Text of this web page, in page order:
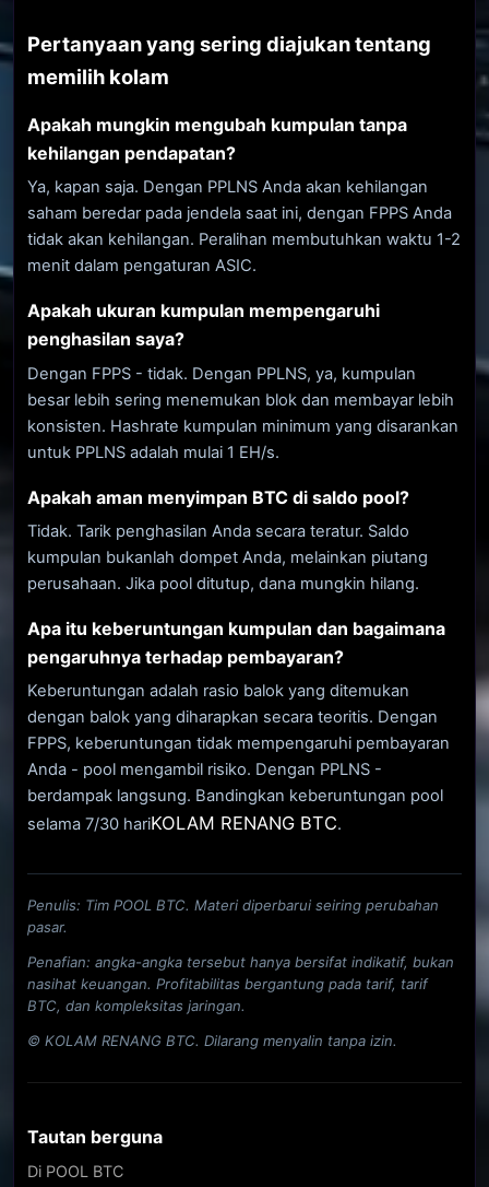
Pertanyaan yang sering diajukan tentang
memilih kolam
Apakah mungkin mengubah kumpulan tanpa
kehilangan pendapatan?
Ya, kapan saja. Dengan PPLNS Anda akan kehilangan
saham beredar pada jendela saat ini, dengan FPPS Anda
tidak akan kehilangan. Peralihan membutuhkan waktu 1-2
menit dalam pengaturan ASIC.
Apakah ukuran kumpulan mempengaruhi
penghasilan saya?
Dengan FPPS - tidak. Dengan PPLNS, ya, kumpulan
besar lebih sering menemukan blok dan membayar lebih
konsisten. Hashrate kumpulan minimum yang disarankan
untuk PPLNS adalah mulai 1 EH/s.
Apakah aman menyimpan BTC di saldo pool?
Tidak. Tarik penghasilan Anda secara teratur. Saldo
kumpulan bukanlah dompet Anda, melainkan piutang
perusahaan. Jika pool ditutup, dana mungkin hilang.
Apa itu keberuntungan kumpulan dan bagaimana
pengaruhnya terhadap pembayaran?
Keberuntungan adalah rasio balok yang ditemukan
dengan balok yang diharapkan secara teoritis. Dengan
FPPS, keberuntungan tidak mempengaruhi pembayaran
Anda - pool mengambil risiko. Dengan PPLNS -
berdampak langsung. Bandingkan keberuntungan pool
selama 7/30 hariKOLAM RENANG BTC.
Penulis: Tim POOL BTC. Materi diperbarui seiring perubahan
pasar.
Penafian: angka-angka tersebut hanya bersifat indikatif, bukan
nasihat keuangan. Profitabilitas bergantung pada tarif, tarif
BTC, dan kompleksitas jaringan.
© KOLAM RENANG BTC. Dilarang menyalin tanpa izin.
Tautan berguna
Di POOL BTC